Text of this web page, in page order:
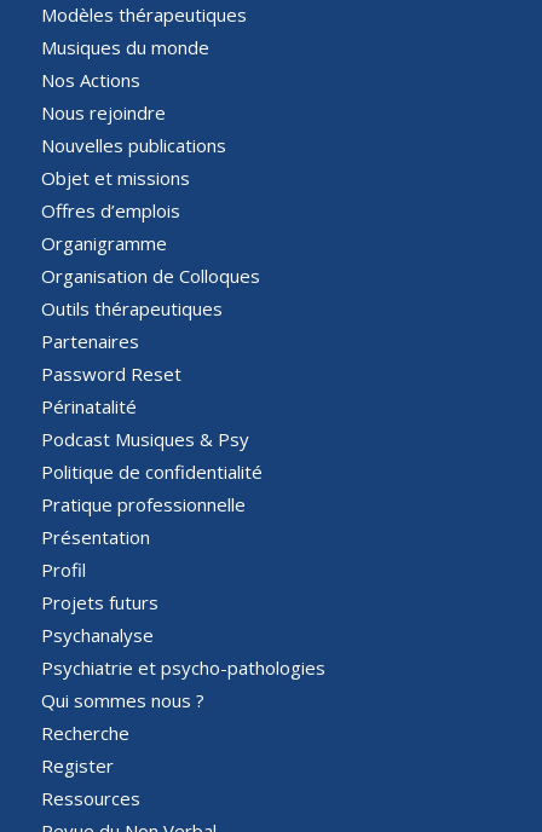
Modèles thérapeutiques
Musiques du monde
Nos Actions
Nous rejoindre
Nouvelles publications
Objet et missions
Offres d’emplois
Organigramme
Organisation de Colloques
Outils thérapeutiques
Partenaires
Password Reset
Périnatalité
Podcast Musiques & Psy
Politique de confidentialité
Pratique professionnelle
Présentation
Profil
Projets futurs
Psychanalyse
Psychiatrie et psycho-pathologies
Qui sommes nous ?
Recherche
Register
Ressources